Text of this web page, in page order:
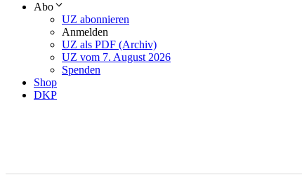
Abo
UZ abonnieren
Anmelden
UZ als PDF (Archiv)
UZ vom 7. August 2026
Spenden
Shop
DKP